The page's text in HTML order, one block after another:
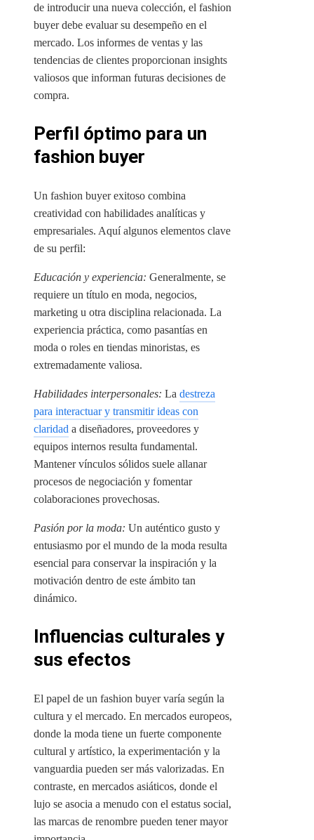
de introducir una nueva colección, el fashion
buyer debe evaluar su desempeño en el
mercado. Los informes de ventas y las
tendencias de clientes proporcionan insights
valiosos que informan futuras decisiones de
compra.
Perfil óptimo para un
fashion buyer
Un fashion buyer exitoso combina
creatividad con habilidades analíticas y
empresariales. Aquí algunos elementos clave
de su perfil:
Educación y experiencia: Generalmente, se
requiere un título en moda, negocios,
marketing u otra disciplina relacionada. La
experiencia práctica, como pasantías en
moda o roles en tiendas minoristas, es
extremadamente valiosa.
Habilidades interpersonales: La destreza
para interactuar y transmitir ideas con
claridad a diseñadores, proveedores y
equipos internos resulta fundamental.
Mantener vínculos sólidos suele allanar
procesos de negociación y fomentar
colaboraciones provechosas.
Pasión por la moda: Un auténtico gusto y
entusiasmo por el mundo de la moda resulta
esencial para conservar la inspiración y la
motivación dentro de este ámbito tan
dinámico.
Influencias culturales y
sus efectos
El papel de un fashion buyer varía según la
cultura y el mercado. En mercados europeos,
donde la moda tiene un fuerte componente
cultural y artístico, la experimentación y la
vanguardia pueden ser más valorizadas. En
contraste, en mercados asiáticos, donde el
lujo se asocia a menudo con el estatus social,
las marcas de renombre pueden tener mayor